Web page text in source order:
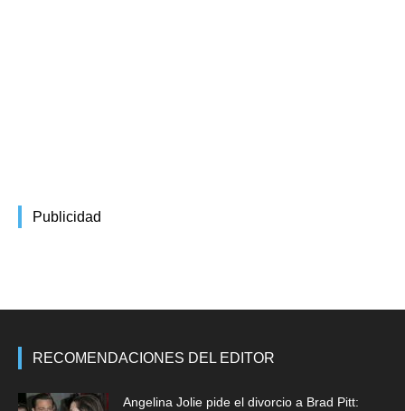
Publicidad
RECOMENDACIONES DEL EDITOR
Angelina Jolie pide el divorcio a Brad Pitt: